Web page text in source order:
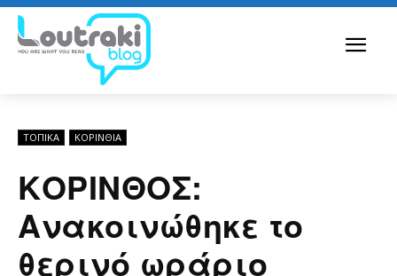
ΤΟΠΙΚΑ ΚΟΡΙΝΘΊΑ
ΚΟΡΙΝΘΟΣ:
Ανακοινώθηκε το
θερινό ωράριο